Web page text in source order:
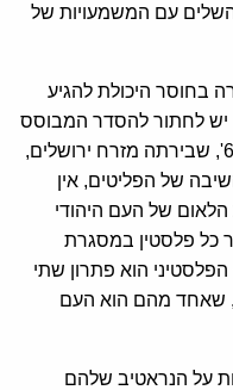
עם המשמעויות של
בחוסר היכולת להגיע
יש לחתור להסדר המבוסס
על מדינה פלסטינית עצמאית בקווי 67', שבירתה מזרח ירושלים,
של הפליטים, אין
של העם היהודי
כל פלסטין במסגרת
הוא פתרון שתי
שאחד מהם הוא העם
על הנראטיב שלהם